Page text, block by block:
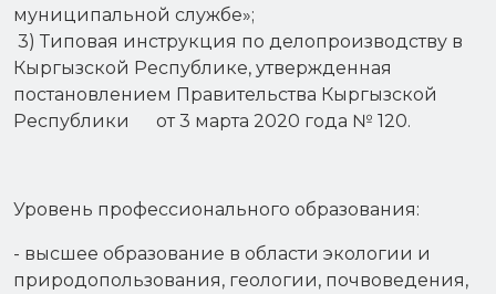
муниципальной службе»;
3) Типовая инструкция по делопроизводству в
Кыргызской Республике, утвержденная
постановлением Правительства Кыргызской
Республики от 3 марта 2020 года № 120.
Уровень профессионального образования:
- высшее образование в области экологии и
природопользования, геологии, почвоведения,